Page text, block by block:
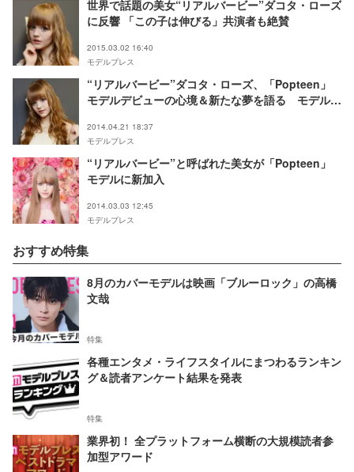
世界で話題の美女“リアルバービー”ダコタ・ローズ
に反響 「この子は伸びる」共演者も絶賛
2015.03.02 16:40
モデルプレス
“リアルバービー”ダコタ・ローズ、「Popteen」
モデルデビューの心境＆新たな夢を語る モデルプ
2014.04.21 18:37
モデルプレス
“リアルバービー”と呼ばれた美女が「Popteen」
モデルに新加入
2014.03.03 12:45
モデルプレス
おすすめ特集
8月のカバーモデルは映画「ブルーロック」の高橋
文哉
特集
各種エンタメ・ライフスタイルにまつわるランキン
グ＆読者アンケート結果を発表
特集
業界初！ 全プラットフォーム横断の大規模読者参
加型アワード